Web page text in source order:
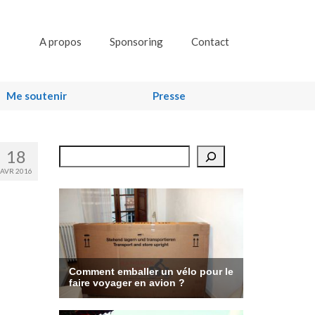
A propos Sponsoring Contact
Me soutenir Presse
18
AVR 2016